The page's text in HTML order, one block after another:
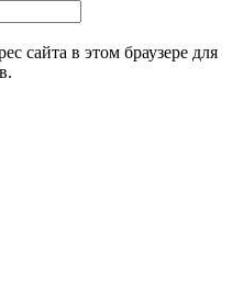
сайта в этом браузере для